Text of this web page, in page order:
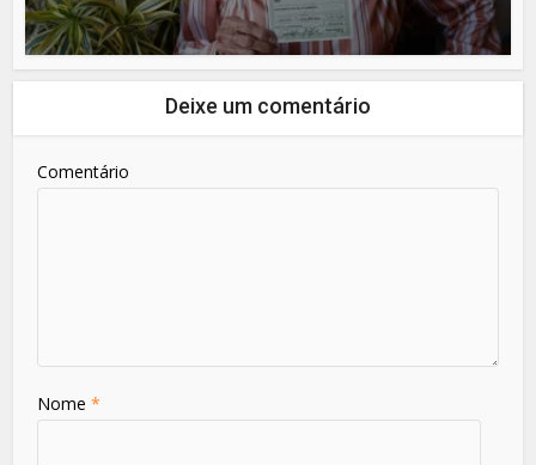
Deixe um comentário
Comentário
Nome*